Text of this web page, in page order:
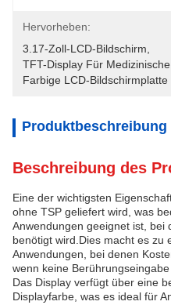
Hervorheben:
3.17-Zoll-LCD-Bildschirm
TFT-Display Für
Farbige LCD-Bildschirmplatte
Produktbeschreibung
Beschreibung des
Eine der wichtigsten
ohne TSP geliefert wird, was
Anwendungen geeignet ist, bei
benötigt wird.Dies macht es zu
Anwendungen, bei denen
wenn keine
Das Display verfügt über eine
Displayfarbe, was es ideal für